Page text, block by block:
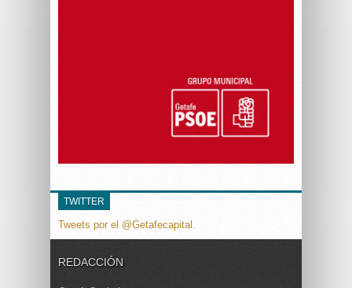
TWITTER
Tweets por el @Getafecapital.
REDACCIÓN